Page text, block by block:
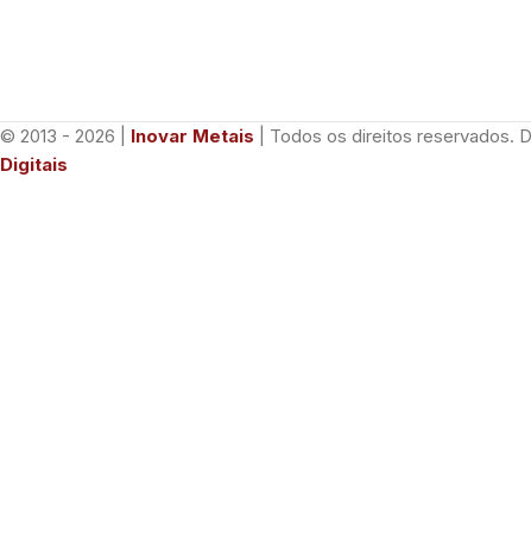
© 2013 - 2026 | Inovar Metais | Todos os direitos reservados.
Digitais